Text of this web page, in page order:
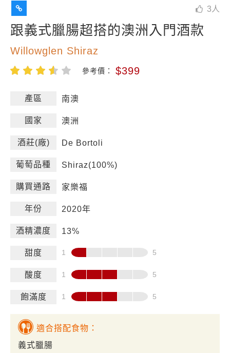
3 人
跟義式臘腸超搭的澳洲入門酒款
Willowglen Shiraz
參考價： $399
產區 南澳
國家 澳洲
酒莊(廠) De Bortoli
葡萄品種 Shiraz(100%)
購買通路 家樂福
年份 2020年
酒精濃度 13%
甜度
酸度
飽滿度
適合搭配食物：
義式臘腸